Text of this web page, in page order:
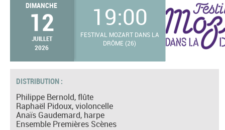
DIMANCHE
12
JUILLET
2026
19:00
FESTIVAL MOZART DANS LA
DRÔME (26)
DISTRIBUTION :
Philippe Bernold, flûte
Raphaël Pidoux, violoncelle
Anaïs Gaudemard, harpe
Ensemble Premières Scènes